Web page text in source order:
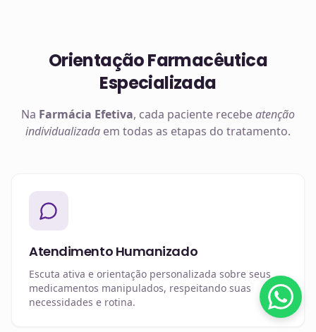
Orientação Farmacêutica
Especializada
Na Farmácia Efetiva, cada paciente recebeatenção
individualizada em todas as etapas do tratamento.
Atendimento Humanizado
Escuta ativa e orientação personalizada sobre seus
medicamentos manipulados, respeitando suas
necessidades e rotina.